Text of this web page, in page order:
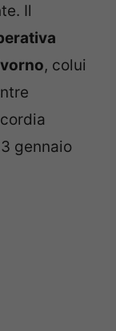
Il
, colui
gennaio